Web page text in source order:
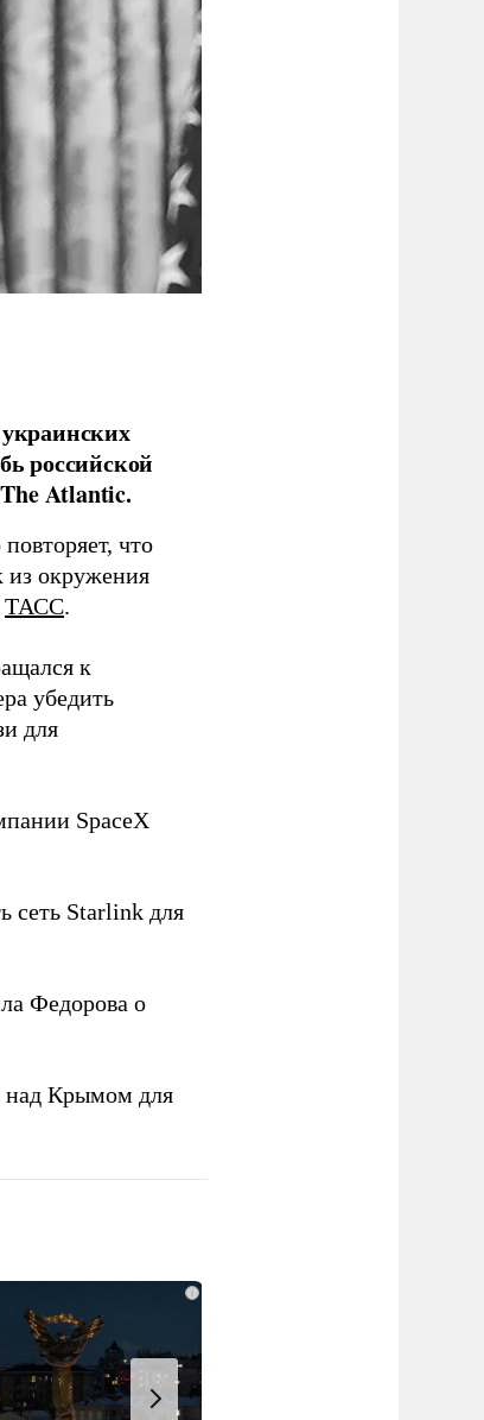
российской
Atlantic.
что
из окружения
ТАСС.
к
убедить
для
SpaceX
сеть Starlink для
Федорова о
над Крымом для
i